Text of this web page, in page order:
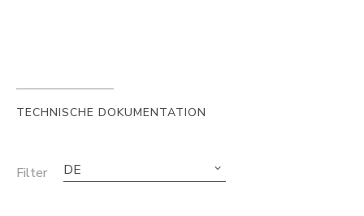
TECHNISCHE DOKUMENTATION
Filter DE